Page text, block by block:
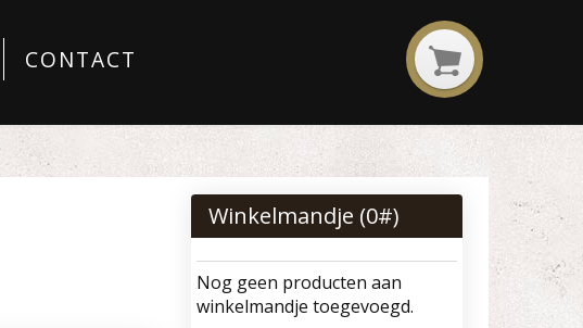
CONTACT
Winkelmandje (0#)
Nog geen producten aan
winkelmandje toegevoegd.